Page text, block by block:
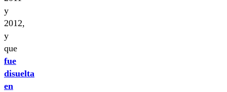
y
2012,
y
que
fue
disuelta
en